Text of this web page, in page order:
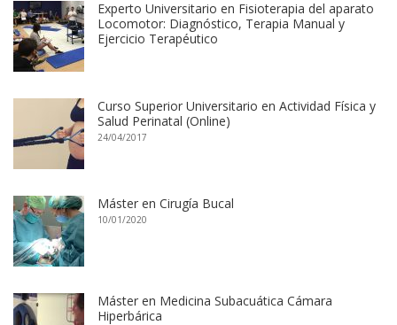
Experto Universitario en Fisioterapia del aparato
Locomotor: Diagnóstico, Terapia Manual y
Ejercicio Terapéutico
Curso Superior Universitario en Actividad Física y
Salud Perinatal (Online)
24/04/2017
Máster en Cirugía Bucal
10/01/2020
Máster en Medicina Subacuática Cámara
Hiperbárica